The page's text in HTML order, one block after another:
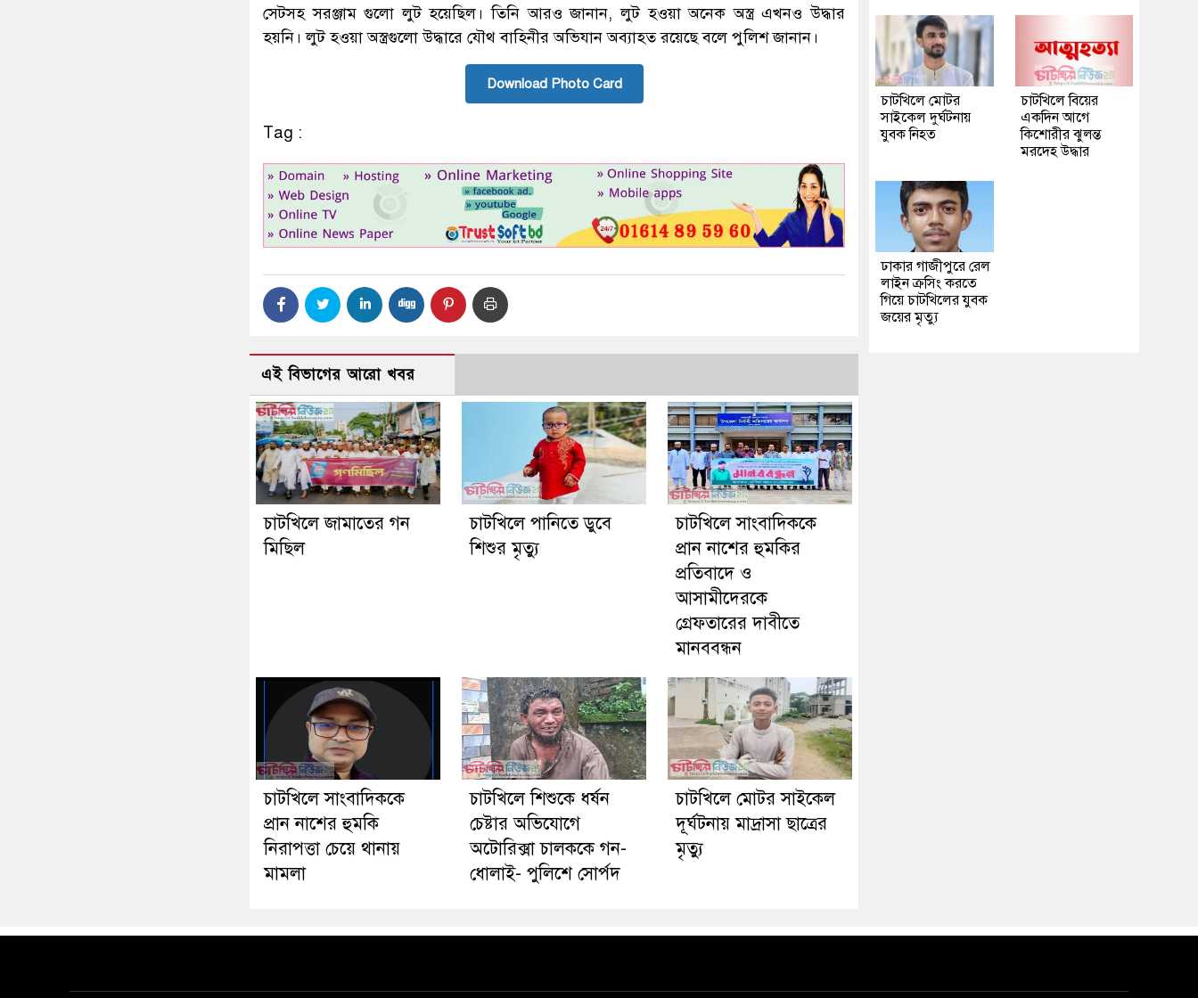
সেটসহ সরঞ্জাম গুলো লুট হয়েছিল। তিনি আরও জানান, লুট হওয়া অনেক অস্ত্র এখনও উদ্ধার
হয়নি। লুট হওয়া অস্ত্রগুলো উদ্ধারে যৌথ বাহিনীর অভিযান অব্যাহত রয়েছে বলে পুলিশ জানান।
Download Photo Card
Tag :
এই বিভাগের আরো খবর
চাটখিলে জামাতের গন
মিছিল
চাটখিলে পানিতে ডুবে
শিশুর মৃত্যু
চাটখিলে সাংবাদিককে
প্রান নাশের হুমকির
প্রতিবাদে ও
আসামীদেরকে
গ্রেফতারের দাবীতে
মানববন্ধন
চাটখিলে সাংবাদিককে
প্রান নাশের হুমকি
নিরাপত্তা চেয়ে থানায়
মামলা
চাটখিলে শিশুকে ধর্ষন
চেষ্টার অভিযোগে
অটোরিক্সা চালককে গন-
ধোলাই- পুলিশে সোর্পদ
চাটখিলে মোটর সাইকেল
দূর্ঘটনায় মাদ্রাসা ছাত্রের
মৃত্যু
চাটখিলে মোটর
সাইকেল দুর্ঘটনায়
যুবক নিহত
চাটখিলে বিয়ের
একদিন আগে
কিশোরীর ঝুলন্ত
মরদেহ উদ্ধার
ঢাকার গাজীপুরে রেল
লাইন ক্রসিং করতে
গিয়ে চাটখিলের যুবক
জয়ের মৃত্যু